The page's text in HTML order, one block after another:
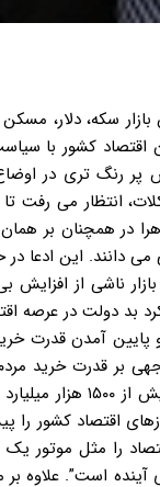
سکه، دلار،
کشور با
رنگ تری در
انتظار می رفت
در همچنان بر
دانند. این ادعا
بد دولت در عرصه
پایین آمدن قدرت
توجهی بر قدرت
نقدینگی در ابتدای این دولت بین ۴۵۰
اسبق نفت و نماینده مردم تهران در مجلس
را مثل موتور
است”. علاوه